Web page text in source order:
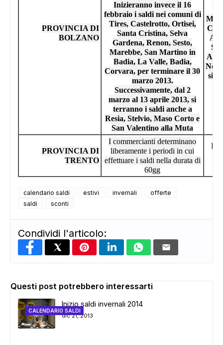
PROVINCIA DI
BOLZANO
Inizieranno invece il 16
febbraio i saldi nei comuni di
Tires, Castelrotto, Ortisei,
Santa Cristina, Selva
Gardena, Renon, Sesto,
Marebbe, San Martino in
Badia, La Valle, Badia,
Corvara, per terminare il 30
marzo 2013.
Successivamente, dal 2
marzo al 13 aprile 2013, si
terranno i saldi anche a
Resia, Stelvio, Maso Corto e
San Valentino alla Muta
S.
si
PROVINCIA DI
TRENTO
I commercianti determinano
liberamente i periodi in cui
effettuare i saldi nella durata di
60gg
I
calendario saldi estivi invernali
offerte
saldi
sconti
Condividi l'articolo:
Questi post potrebbero interessarti
CALENDARIO SALDI
Inizio saldi invernali 2014
dic 21, 2013